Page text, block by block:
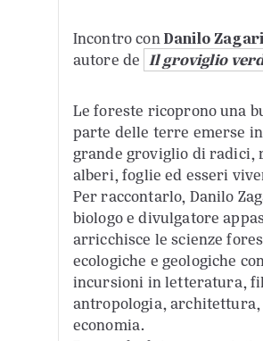
Incontro conDanilo
autore de Il groviglio
Le foreste ricoprono una
parte delle terre emerse
grande groviglio di radici,
alberi, foglie ed esseri
Per raccontarlo, Danilo
biologo e divulgatore
arricchisce le scienze
ecologiche e geologiche
incursioni in letteratura,
antropologia, architettura,
economia.